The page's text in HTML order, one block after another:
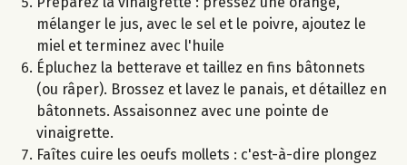
mélanger le jus, avec le sel et le poivre, ajoutez le
miel et terminez avec l'huile
Épluchez la betterave et taillez en fins bâtonnets
(ou râper). Brossez et lavez le panais, et détaillez en
bâtonnets. Assaisonnez avec une pointe de
vinaigrette.
Faîtes cuire les oeufs mollets : c'est-à-dire plongez